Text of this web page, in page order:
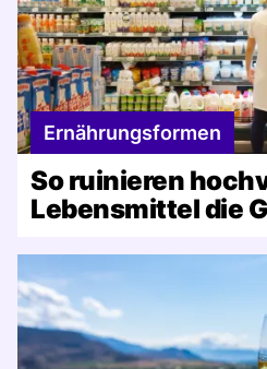
Ernährungsformen
So ruinieren
Lebensmittel die